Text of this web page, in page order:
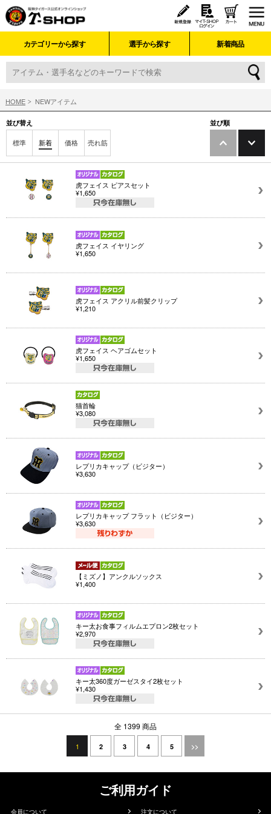
カテゴリーから探す 選手から探す 新着商品
HOME NEWアイテム
並び替え
標準 新着 価格 売れ筋
並び順
虎フェイス ピアスセット
¥1,650
虎フェイス イヤリング
¥1,650
虎フェイス アクリル前髪クリップ
¥1,210
虎フェイス ヘアゴムセット
¥1,650
猫首輪
¥3,080
レプリカキャップ（ビジター）
¥3,630
レプリカキャップ フラット（ビジター）
¥3,630
【ミズノ】アンクルソックス
¥1,400
キー太お食事フィルムエプロン2枚セット
¥2,970
キー太360度ガーゼスタイ2枚セット
¥1,430
全 1399 商品
1 2 3 4 5 >>
ご利用ガイド
会員について 注文について